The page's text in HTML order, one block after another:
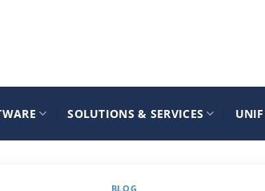
SOLUTIONS & SERVICES
BLOG